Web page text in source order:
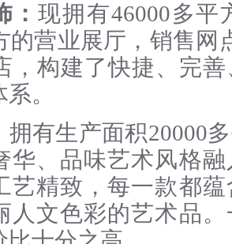
：现拥有46000多
的营业展厅，销售网
，构建了快捷、完
。
拥有生产面积20000
华、品味艺术风格
艺精致，每一款都
人文色彩的艺术品